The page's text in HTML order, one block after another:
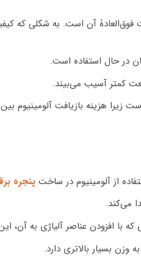
آن است. به شکلی که
کمتر آسیب می‌بیند.
از آلومینیوم در ساخت پنجره
می‌کند.
وزن بسیار بالاتری دارد.